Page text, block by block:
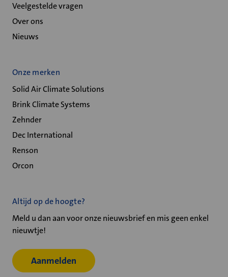
Veelgestelde vragen
Over ons
Nieuws
Onze merken
Solid Air Climate Solutions
Brink Climate Systems
Zehnder
Dec International
Renson
Orcon
Altijd op de hoogte?
Meld u dan aan voor onze nieuwsbrief en mis geen enkel
nieuwtje!
Aanmelden